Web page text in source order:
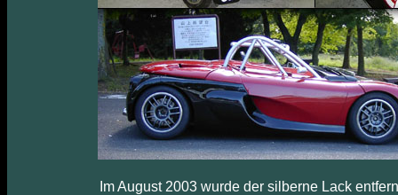
Im August 2003 wurde der silberne Lack